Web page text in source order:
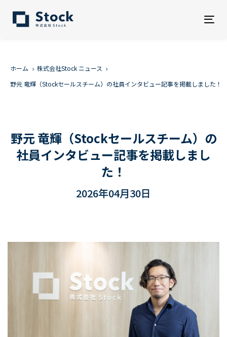
ホーム
株式会社Stock ニュース
野元 竜輝（Stockセールスチーム）の社員インタビュー記事を掲載しました！
野元 竜輝（Stockセールスチーム）の
社員インタビュー記事を掲載しまし
た！
2026年04月30日